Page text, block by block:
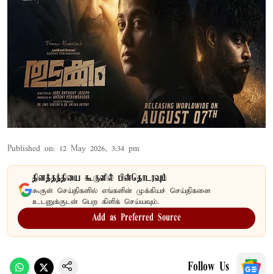
Published on: 12 May 2026, 3:34 pm
தினத்தந்தியை கூகுளில் பின்தொடரவும்
கூகுள் செய்திகளில் எங்களின் முக்கியச் செய்திகளை
உடனுக்குடன் பெற கிளிக் செய்யவும்.
Add as Preferred Source
Follow Us